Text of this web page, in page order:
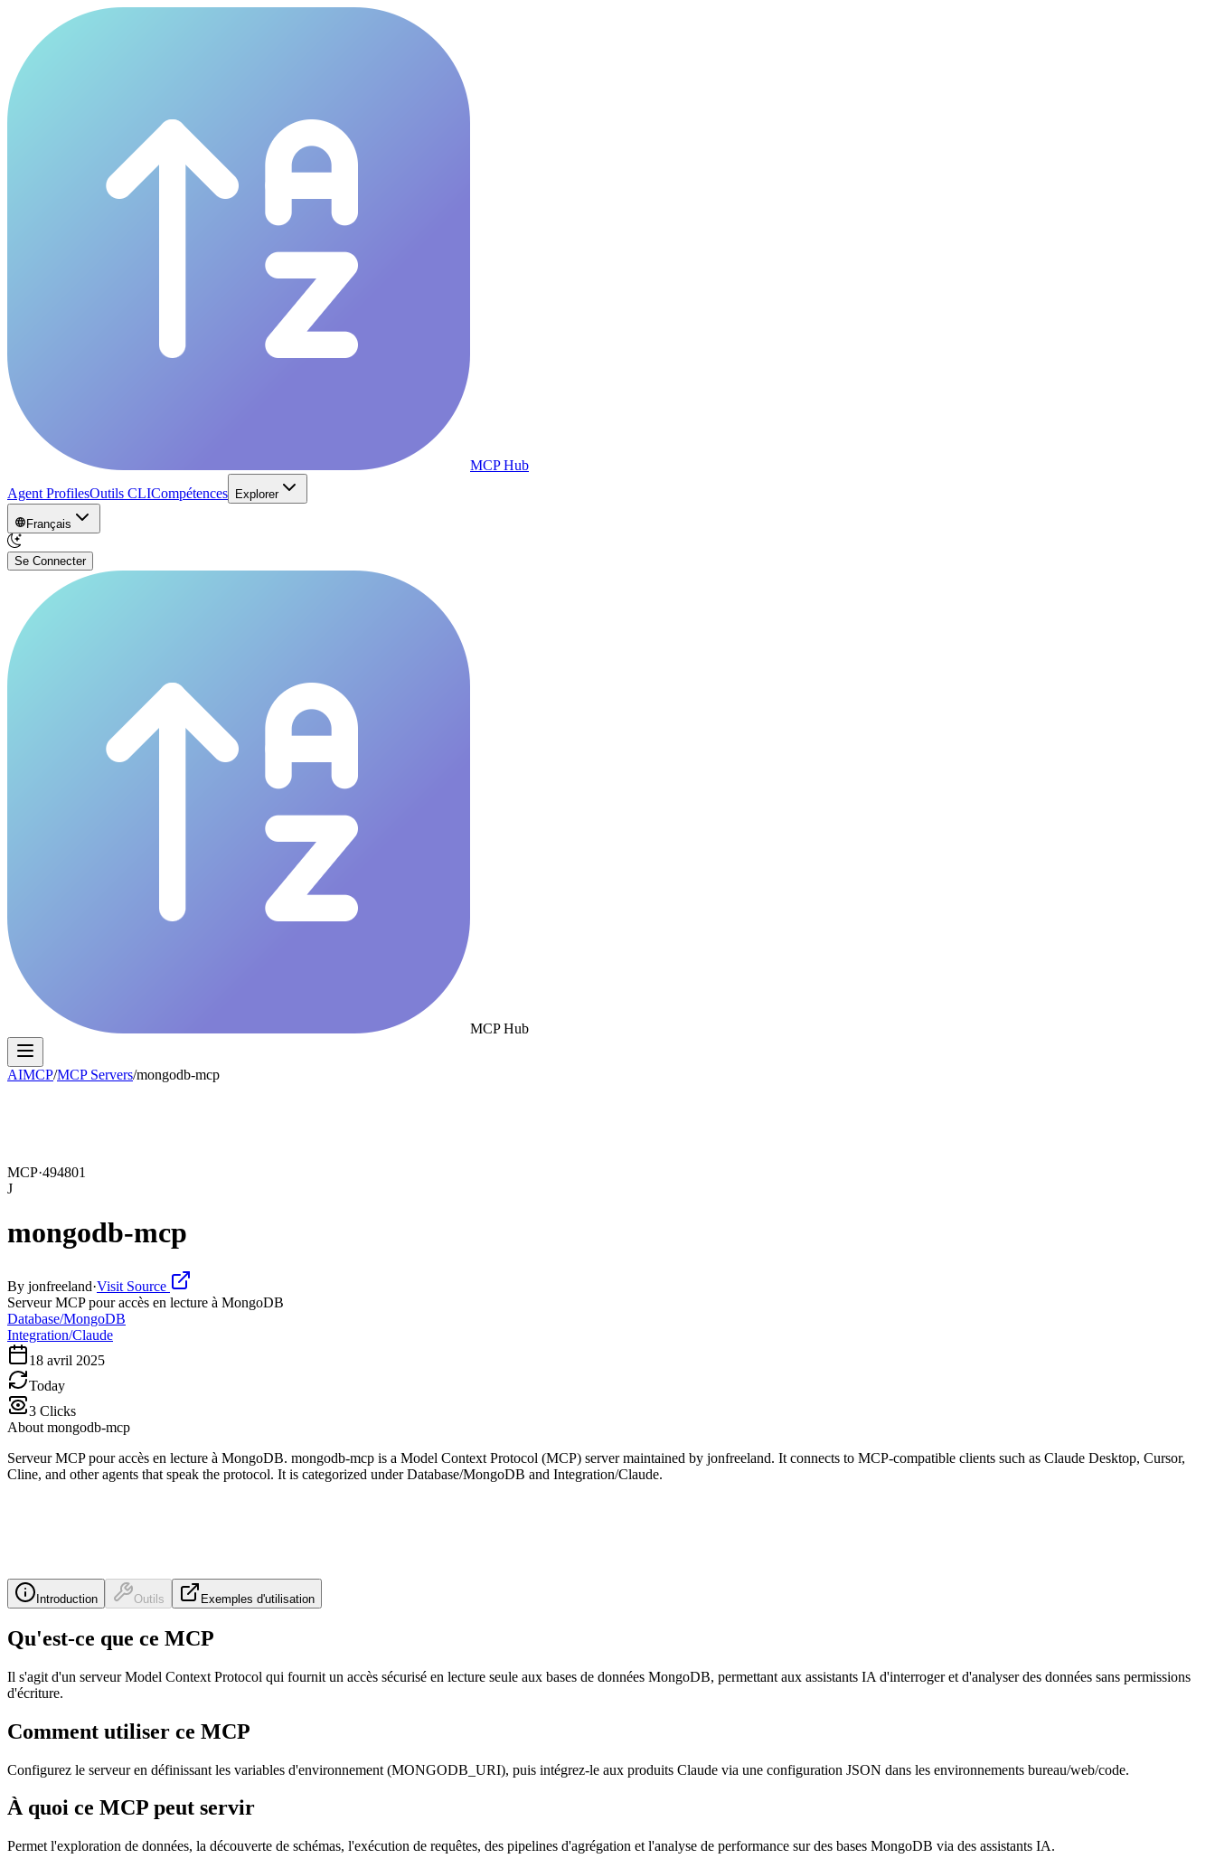
MCP Hub
Agent ProfilesOutils CLICompétences Explorer
Français
Se Connecter
MCP Hub
AIMCP/MCP Servers/mongodb-mcp
MCP·494801
J
mongodb-mcp
By jonfreeland·Visit Source
Serveur MCP pour accès en lecture à MongoDB
Database/MongoDB
Integration/Claude
18 avril 2025
Today
3 Clicks
About mongodb-mcp
Serveur MCP pour accès en lecture à MongoDB. mongodb-mcp is a Model Context Protocol (MCP) server maintained by jonfreeland. It connects to MCP-compatible clients such as Claude Desktop, Cursor,
Cline, and other agents that speak the protocol. It is categorized under Database/MongoDB and Integration/Claude.
Introduction Outils Exemples d'utilisation
Qu'est-ce que ce MCP
Il s'agit d'un serveur Model Context Protocol qui fournit un accès sécurisé en lecture seule aux bases de données MongoDB, permettant aux assistants IA d'interroger et d'analyser des données sans permissions
d'écriture.
Comment utiliser ce MCP
Configurez le serveur en définissant les variables d'environnement (MONGODB_URI), puis intégrez-le aux produits Claude via une configuration JSON dans les environnements bureau/web/code.
À quoi ce MCP peut servir
Permet l'exploration de données, la découverte de schémas, l'exécution de requêtes, des pipelines d'agrégation et l'analyse de performance sur des bases MongoDB via des assistants IA.